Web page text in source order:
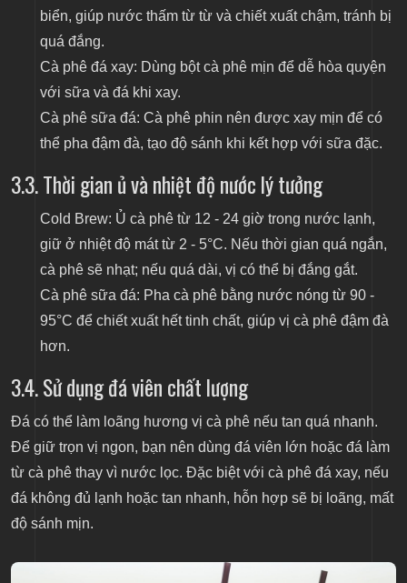
biển, giúp nước thấm từ từ và chiết xuất chậm, tránh bị
quá đắng.
Cà phê đá xay: Dùng bột cà phê mịn để dễ hòa quyện
với sữa và đá khi xay.
Cà phê sữa đá: Cà phê phin nên được xay mịn để có
thể pha đậm đà, tạo độ sánh khi kết hợp với sữa đặc.
3.3. Thời gian ủ và nhiệt độ nước lý tưởng
Cold Brew: Ủ cà phê từ 12 - 24 giờ trong nước lạnh,
giữ ở nhiệt độ mát từ 2 - 5°C. Nếu thời gian quá ngắn,
cà phê sẽ nhạt; nếu quá dài, vị có thể bị đắng gắt.
Cà phê sữa đá: Pha cà phê bằng nước nóng từ 90 -
95°C để chiết xuất hết tinh chất, giúp vị cà phê đậm đà
hơn.
3.4. Sử dụng đá viên chất lượng
Đá có thể làm loãng hương vị cà phê nếu tan quá nhanh.
Để giữ trọn vị ngon, bạn nên dùng đá viên lớn hoặc đá làm
từ cà phê thay vì nước lọc. Đặc biệt với cà phê đá xay, nếu
đá không đủ lạnh hoặc tan nhanh, hỗn hợp sẽ bị loãng, mất
độ sánh mịn.